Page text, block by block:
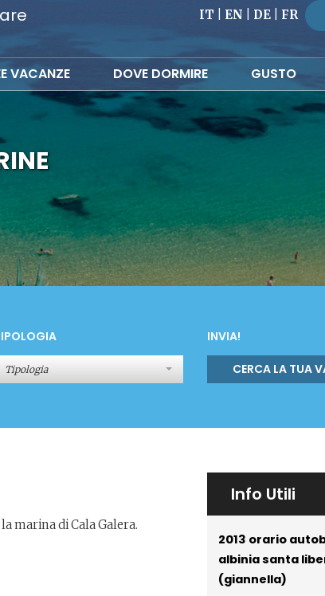
IT EN DE FR
VACANZE DOVE DORMIRE GUSTO
Tipologia
INVIA!
CERCA LA TUA
marina di Cala Galera.
Info Utili
2013 orario
albinia santa
(giannella)